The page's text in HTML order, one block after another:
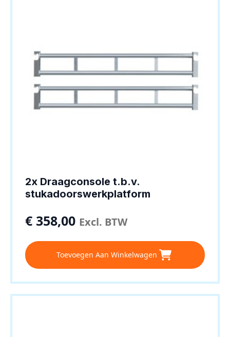
2x Draagconsole t.b.v.
stukadoorswerkplatform
€ 358,00 Excl. BTW
Toevoegen Aan Winkelwagen